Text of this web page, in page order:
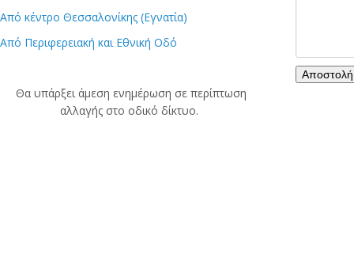
Από κέντρο Θεσσαλονίκης (Εγνατία)
Από Περιφερειακή και Εθνική Οδό
Θα υπάρξει άμεση ενημέρωση σε περίπτωση
αλλαγής στο οδικό δίκτυο.